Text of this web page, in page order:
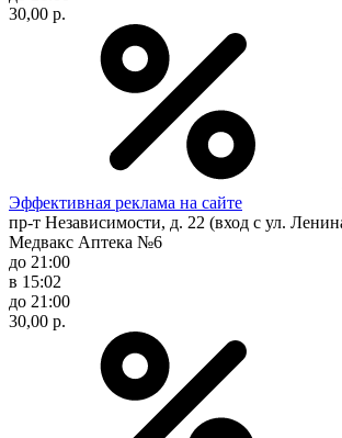
30,00 р.
Эффективная реклама на сайте
пр-т Независимости, д. 22 (вход с ул.
Медвакс Аптека №6
до 21:00
в 15:02
до 21:00
30,00 р.